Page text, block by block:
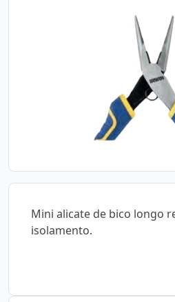
Mini alicate de bico longo
isolamento.